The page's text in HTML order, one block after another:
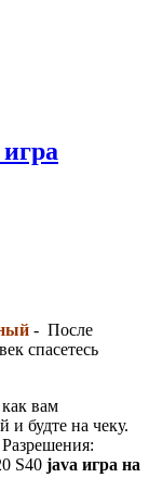
- После
спасетесь
вам
и будте на чеку.
S40 java игра на